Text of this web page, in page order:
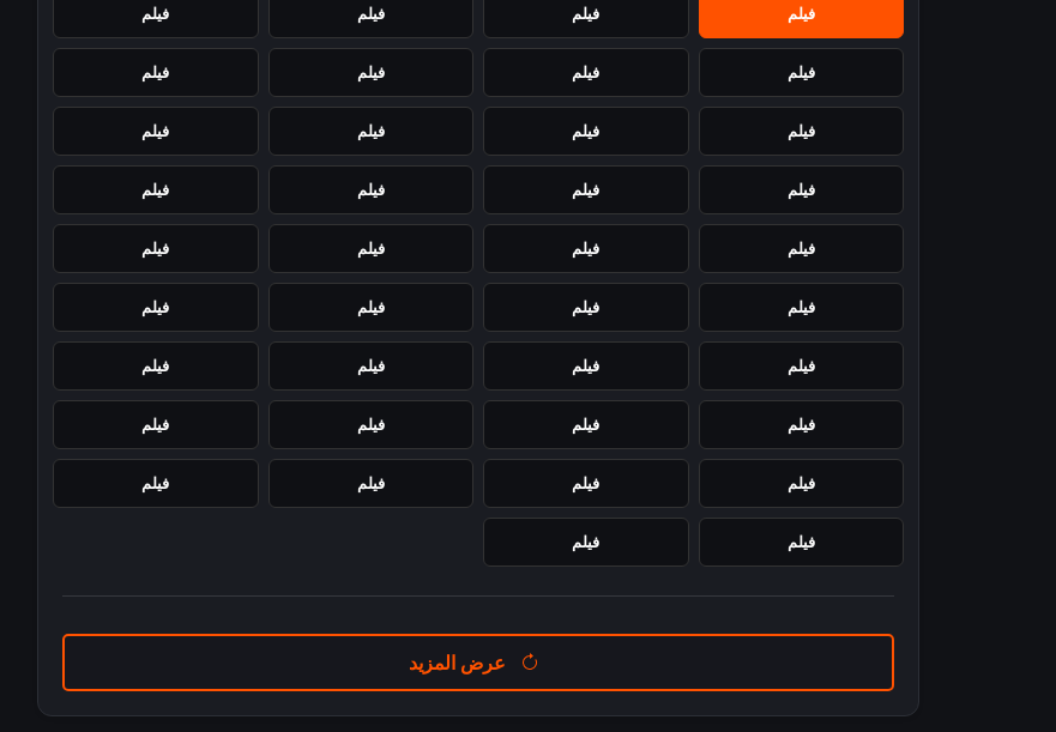
فيلم فيلم فيلم فيلم
فيلم فيلم فيلم فيلم
فيلم فيلم فيلم فيلم
فيلم فيلم فيلم فيلم
فيلم فيلم فيلم فيلم
فيلم فيلم فيلم فيلم
فيلم فيلم فيلم فيلم
فيلم فيلم فيلم فيلم
فيلم فيلم فيلم فيلم
فيلم فيلم
عرض المزيد